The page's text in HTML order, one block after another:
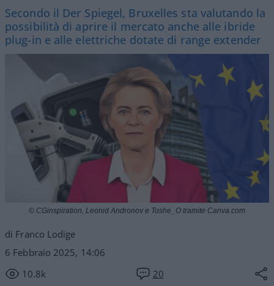
Secondo il Der Spiegel, Bruxelles sta valutando la
possibilità di aprire il mercato anche alle ibride
plug-in e alle elettriche dotate di range extender
di Franco Lodige
6 Febbraio 2025, 14:06
10.8k
20
© CGinspiration, Leonid Andronov e Toshe_O tramite Canva.com